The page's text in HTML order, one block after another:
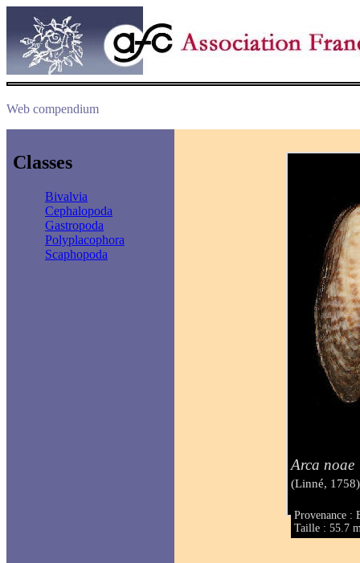
Web compendium
Classes
Bivalvia
Cephalopoda
Gastropoda
Polyplacophora
Scaphopoda
Arca noae
(Linné, 1758)
Provenance :
Taille : 55.7